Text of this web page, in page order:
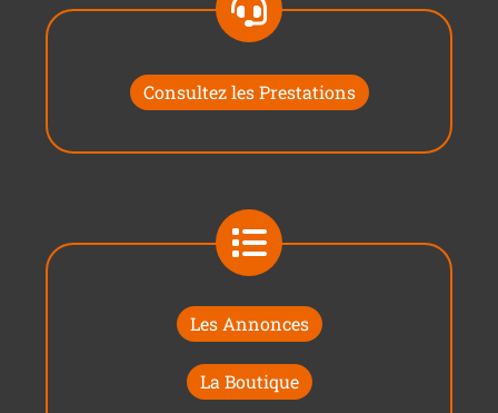
Consultez les Prestations
Les Annonces
La Boutique